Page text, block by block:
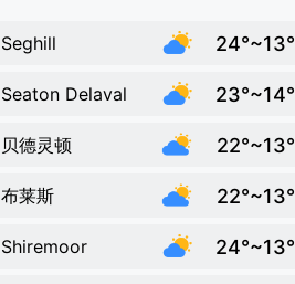
Seghill 24°~13°
Seaton Delaval 23°~14°
贝德灵顿 22°~13°
布莱斯 22°~13°
Shiremoor 24°~13°